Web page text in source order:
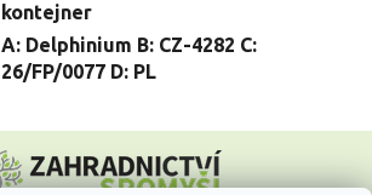
kontejner
A: Delphinium B: CZ-4282 C:
26/FP/0077 D: PL